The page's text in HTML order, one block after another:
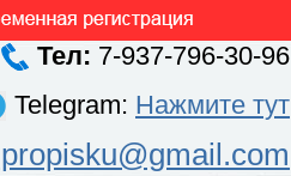
Тел: 7-937-796-30-96
Telegram: Нажмите тут